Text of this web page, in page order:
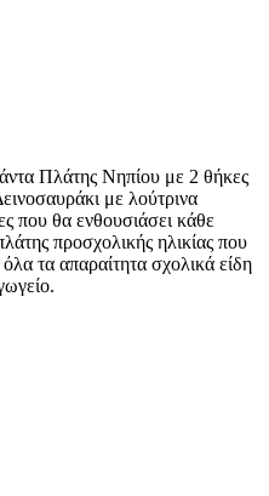
Πλάτης Νηπίου με 2 θήκες
με λούτρινα
που θα ενθουσιάσει κάθε
προσχολικής ηλικίας που
τα απαραίτητα σχολικά είδη